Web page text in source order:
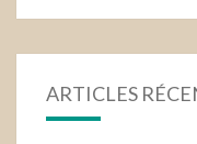
ARTICLES